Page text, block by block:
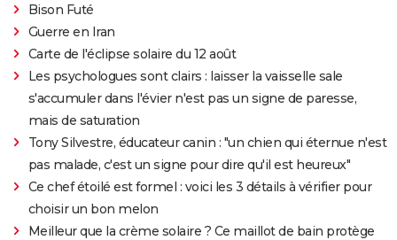
Bison Futé
Guerre en Iran
Carte de l'éclipse solaire du 12 août
Les psychologues sont clairs : laisser la vaisselle sale
s'accumuler dans l'évier n'est pas un signe de paresse,
mais de saturation
Tony Silvestre, éducateur canin : "un chien qui éternue n'est
pas malade, c'est un signe pour dire qu'il est heureux"
Ce chef étoilé est formel : voici les 3 détails à vérifier pour
choisir un bon melon
Meilleur que la crème solaire ? Ce maillot de bain protège